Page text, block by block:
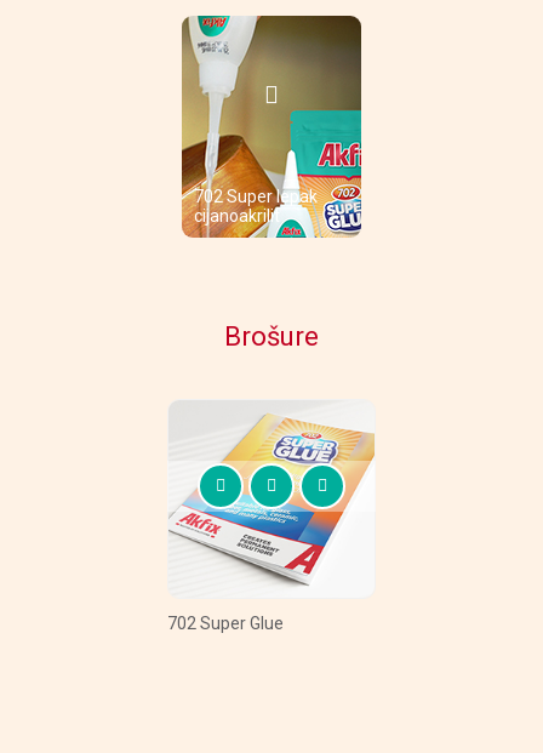
702 Super lepak
cijanoakrilit
Brošure
702 Super Glue